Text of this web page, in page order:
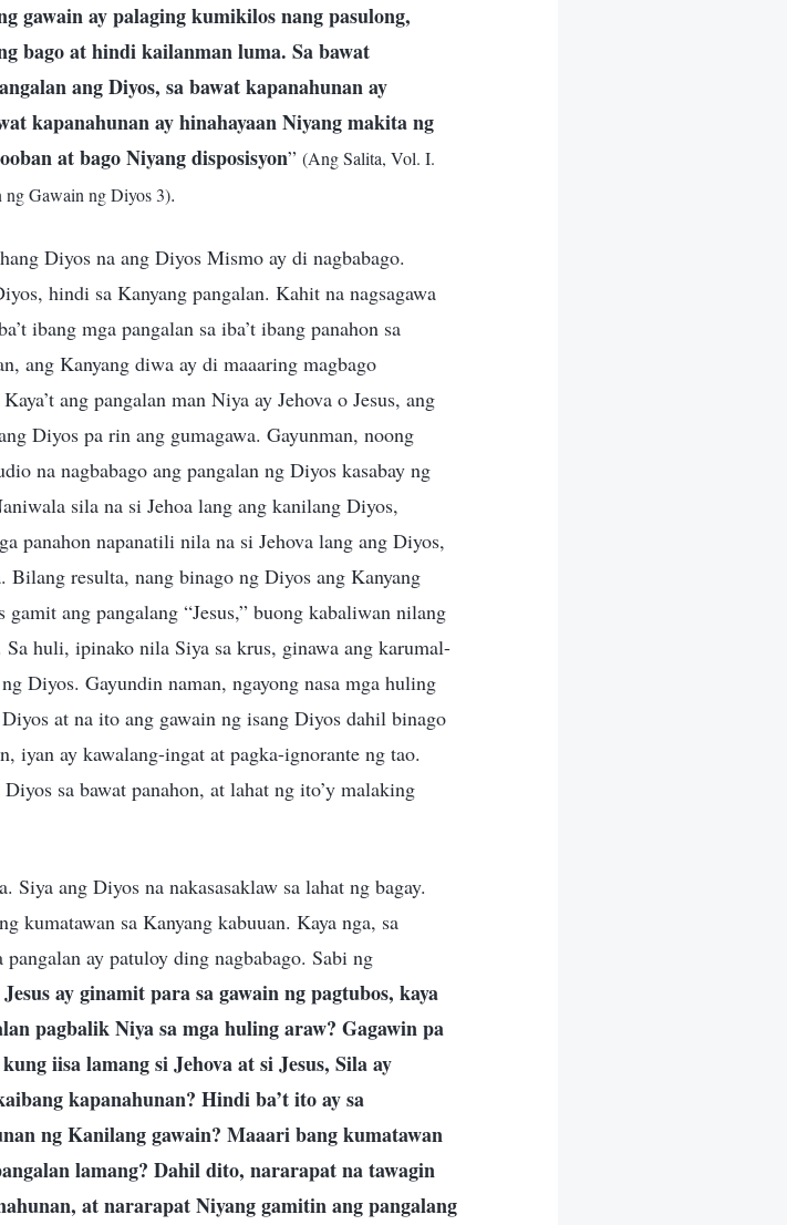
gawain ay palaging kumikilos nang pasulong,
bago at hindi kailanman luma. Sa bawat
ang Diyos, sa bawat kapanahunan ay
kapanahunan ay hinahayaan Niyang makita ng
at bago Niyang disposisyon” (Ang Salita, Vol. I.
ng Gawain ng Diyos 3).
Diyos na ang Diyos Mismo ay di nagbabago.
hindi sa Kanyang pangalan. Kahit na nagsagawa
ibang mga pangalan sa iba’t ibang panahon sa
ang Kanyang diwa ay di maaaring magbago
ang pangalan man Niya ay Jehova o Jesus, ang
Diyos pa rin ang gumagawa. Gayunman, noong
na nagbabago ang pangalan ng Diyos kasabay ng
sila na si Jehoa lang ang kanilang Diyos,
panahon napanatili nila na si Jehova lang ang Diyos,
resulta, nang binago ng Diyos ang Kanyang
ang pangalang “Jesus,” buong kabaliwan nilang
huli, ipinako nila Siya sa krus, ginawa ang karumal-
Diyos. Gayundin naman, ngayong nasa mga huling
at na ito ang gawain ng isang Diyos dahil binago
iyan ay kawalang-ingat at pagka-ignorante ng tao.
sa bawat panahon, at lahat ng ito’y malaking
ang Diyos na nakasasaklaw sa lahat ng bagay.
kumatawan sa Kanyang kabuuan. Kaya nga, sa
ay patuloy ding nagbabago. Sabi ng
ay ginamit para sa gawain ng pagtubos, kaya
pagbalik Niya sa mga huling araw? Gagawin pa
iisa lamang si Jehova at si Jesus, Sila ay
kapanahunan? Hindi ba’t ito ay sa
ng Kanilang gawain? Maaari bang kumatawan
lamang? Dahil dito, nararapat na tawagin
at nararapat Niyang gamitin ang pangalang